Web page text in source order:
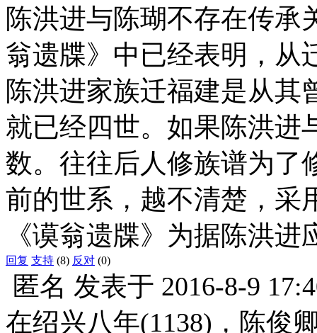
陈洪进与陈瑚不存在传承
翁遗牒》中已经表明，从
陈洪进家族迁福建是从其
就已经四世。如果陈洪进
数。往往后人修族谱为了
前的世系，越不清楚，采
《谟翁遗牒》为据陈洪
回复 支持 (8) 反对 (0)
匿名 发表于 2016-8-9
在绍兴八年(1138)，陈俊